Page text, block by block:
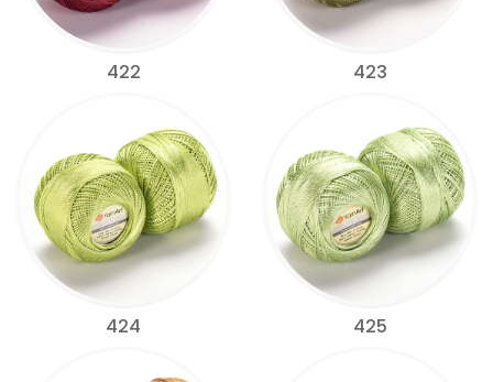
422 423
424 425